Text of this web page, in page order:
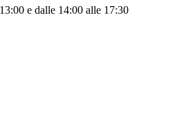
e dalle 14:00 alle 17:30